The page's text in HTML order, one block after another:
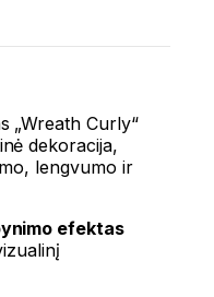
„Wreath Curly“
dekoracija,
lengvumo ir
efektas